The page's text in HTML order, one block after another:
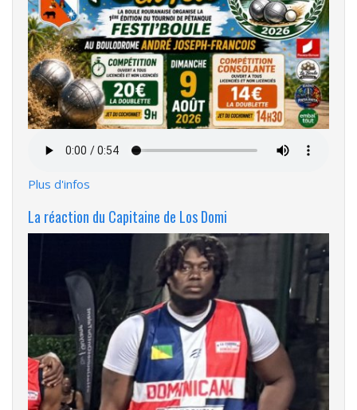
audio
Plus d'infos
La réaction du Capitaine de Los Domi